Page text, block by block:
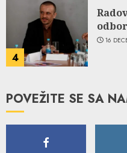
4
16
POVEŽITE SE SA